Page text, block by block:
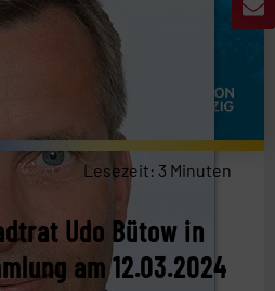
Lesezeit: 3 Minuten
Udo Bütow in
am 12.03.2024